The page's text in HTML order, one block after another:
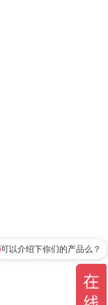
可以介绍下你们的产品么？